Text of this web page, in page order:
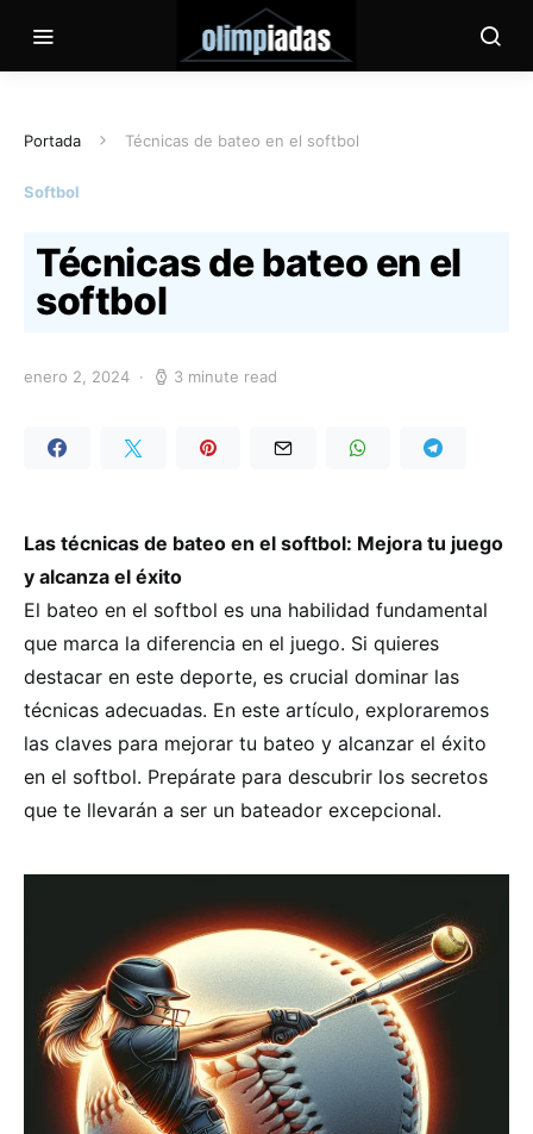
Portada Técnicas de bateo en el softbol
Softbol
Técnicas de bateo en el
softbol
enero 2, 2024 3 minute read
Las técnicas de bateo en el softbol: Mejora tu juego
y alcanza el éxito
El bateo en el softbol es una habilidad fundamental
que marca la diferencia en el juego. Si quieres
destacar en este deporte, es crucial dominar las
técnicas adecuadas. En este artículo, exploraremos
las claves para mejorar tu bateo y alcanzar el éxito
en el softbol. Prepárate para descubrir los secretos
que te llevarán a ser un bateador excepcional.